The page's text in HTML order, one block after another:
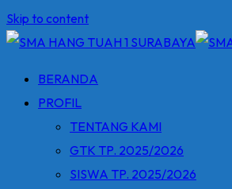
Skip to content
BERANDA
PROFIL
TENTANG KAMI
GTK TP. 2025/2026
SISWA TP. 2025/2026